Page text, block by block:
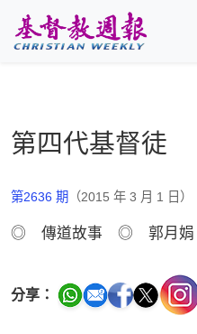
第四代基督徒
第2636 期 （2015 年 3 月 1 日）
◎ 傳道故事 ◎ 郭月娟
分享：